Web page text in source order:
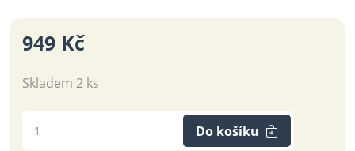
949 Kč
Skladem 2 ks
Do košíku